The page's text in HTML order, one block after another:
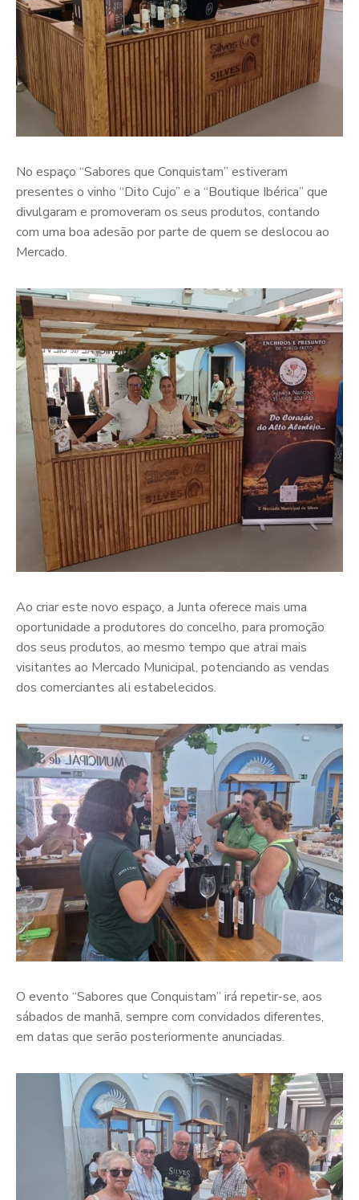
No espaço “Sabores que Conquistam” estiveram
presentes o vinho “Dito Cujo” e a “Boutique Ibérica” que
divulgaram e promoveram os seus produtos, contando
com uma boa adesão por parte de quem se deslocou ao
Mercado.
Ao criar este novo espaço, a Junta oferece mais uma
oportunidade a produtores do concelho, para promoção
dos seus produtos, ao mesmo tempo que atrai mais
visitantes ao Mercado Municipal, potenciando as vendas
dos comerciantes ali estabelecidos.
O evento “Sabores que Conquistam” irá repetir-se, aos
sábados de manhã, sempre com convidados diferentes,
em datas que serão posteriormente anunciadas.